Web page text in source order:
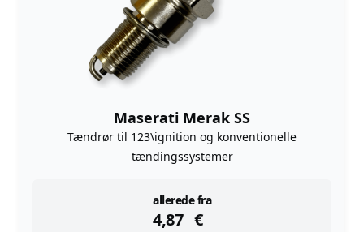
Maserati Merak SS
Tændrør til 123\ignition og konventionelle
tændingssystemer
allerede fra
4,87 €
instock